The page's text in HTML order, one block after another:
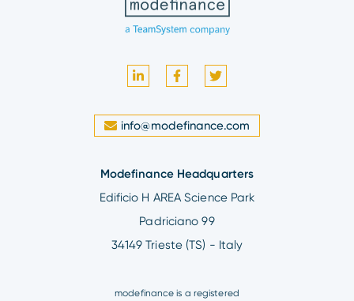
info@modefinance.com
Modefinance Headquarters
Edificio H AREA Science Park
Padriciano 99
34149 Trieste (TS) - Italy
modefinance is a registered